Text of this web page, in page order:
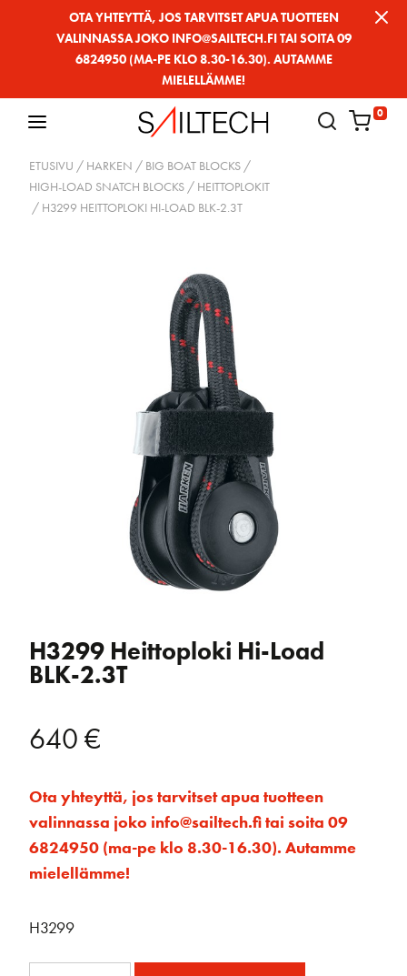
OTA YHTEYTTÄ, JOS TARVITSET APUA TUOTTEEN
VALINNASSA JOKO INFO@SAILTECH.FI TAI SOITA 09
6824950 (MA-PE KLO 8.30-16.30). AUTAMME
MIELELLÄMME!
0
ETUSIVU / HARKEN / BIG BOAT BLOCKS /
HIGH-LOAD SNATCH BLOCKS / HEITTOPLOKIT
/ H3299 HEITTOPLOKI HI-LOAD BLK-2.3T
H3299 Heittoploki Hi-Load
BLK-2.3T
640€
Ota yhteyttä, jos tarvitset apua tuotteen
valinnassa joko info@sailtech.fi tai soita 09
6824950 (ma-pe klo 8.30-16.30). Autamme
mielellämme!
H3299